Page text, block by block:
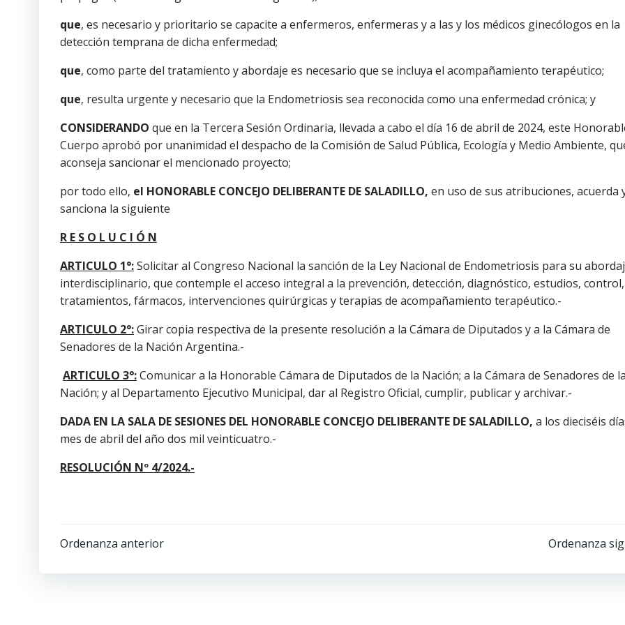
que, es necesario y prioritario se capacite a enfermeros, enfermeras y a las y los médicos ginecólogos en la
detección temprana de dicha enfermedad;
que, como parte del tratamiento y abordaje es necesario que se incluya el acompañamiento terapéutico;
que, resulta urgente y necesario que la Endometriosis sea reconocida como una enfermedad crónica; y
CONSIDERANDO que en la Tercera Sesión Ordinaria, llevada a cabo el día 16 de abril de 2024, este
Cuerpo aprobó por unanimidad el despacho de la Comisión de Salud Pública, Ecología y Medio Ambiente,
aconseja sancionar el mencionado proyecto;
por todo ello, el HONORABLE CONCEJO DELIBERANTE DE SALADILLO, en uso de sus atribuciones, acuerda
sanciona la siguiente
R E S O L U C I Ó N
ARTICULO 1°:Solicitar al Congreso Nacional la sanción de la Ley Nacional de Endometriosis para su
interdisciplinario, que contemple el acceso integral a la prevención, detección, diagnóstico, estudios, control,
tratamientos, fármacos, intervenciones quirúrgicas y terapias de acompañamiento terapéutico.-
ARTICULO 2°:Girar copia respectiva de la presente resolución a la Cámara de Diputados y a la Cámara de
Senadores de la Nación Argentina.-
ARTICULO 3°:Comunicar a la Honorable Cámara de Diputados de la Nación; a la Cámara de Senadores de la
Nación; y al Departamento Ejecutivo Municipal, dar al Registro Oficial, cumplir, publicar y archivar.-
DADA EN LA SALA DE SESIONES DEL HONORABLE CONCEJO DELIBERANTE DE SALADILLO, a los dieciséis
mes de abril del año dos mil veinticuatro.-
RESOLUCIÓN Nº 4/2024.-
Ordenanza anterior Ordenanza